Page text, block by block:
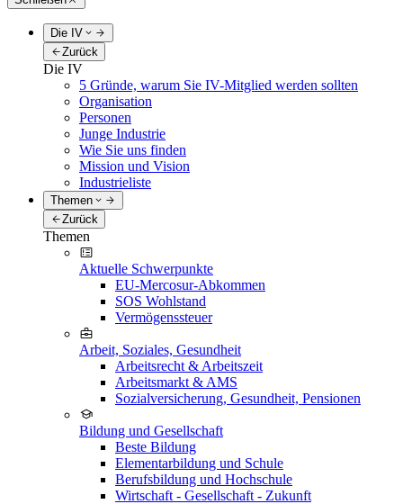
Die IV
Zurück
Die IV
5 Gründe, warum Sie IV-Mitglied werden sollten
Organisation
Personen
Junge Industrie
Wie Sie uns finden
Mission und Vision
Industrieliste
Themen
Zurück
Themen
Aktuelle Schwerpunkte
EU-Mercosur-Abkommen
SOS Wohlstand
Vermögenssteuer
Arbeit, Soziales, Gesundheit
Arbeitsrecht & Arbeitszeit
Arbeitsmarkt & AMS
Sozialversicherung, Gesundheit, Pensionen
Bildung und Gesellschaft
Beste Bildung
Elementarbildung und Schule
Berufsbildung und Hochschule
Wirtschaft - Gesellschaft - Zukunft